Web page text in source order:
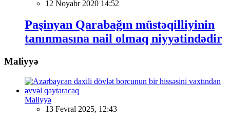
12 Noyabr 2020 14:52
Paşinyan Qarabağın müstəqilliyinin
tanınmasına nail olmaq niyyətindədir
Maliyyə
Maliyyə
13 Fevral 2025, 12:43